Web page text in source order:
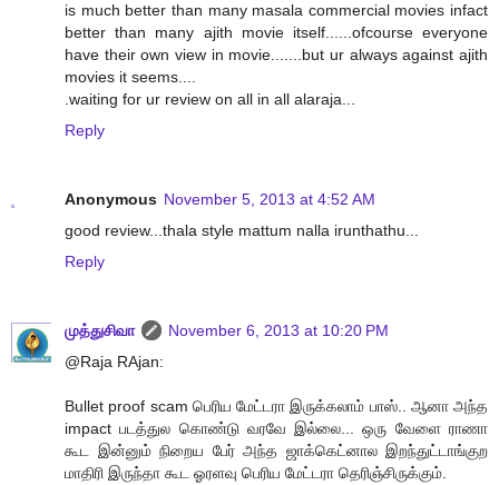
is much better than many masala commercial movies infact
better than many ajith movie itself......ofcourse everyone
have their own view in movie.......but ur always against ajith
movies it seems....
.waiting for ur review on all in all alaraja...
Reply
Anonymous November 5, 2013 at 4:52 AM
good review...thala style mattum nalla irunthathu...
Reply
முத்துசிவா
November 6, 2013 at 10:20 PM
@Raja RAjan:
Bullet proof scam பெரிய மேட்டரா இருக்கலாம் பாஸ்.. ஆனா அந்த
impact படத்துல கொண்டு வரவே இல்லை... ஒரு வேளை ராணா
கூட இன்னும் நிறைய பேர் அந்த ஜாக்கெட்னால இறந்துட்டாங்குற
மாதிரி இருந்தா கூட ஓரளவு பெரிய மேட்டரா தெரிஞ்சிருக்கும்.